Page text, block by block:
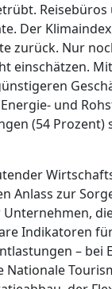
Der
zurück. Nur
einschätzen.
und
(54 Prozent)
zur
Indikatoren
– bei
Nationale